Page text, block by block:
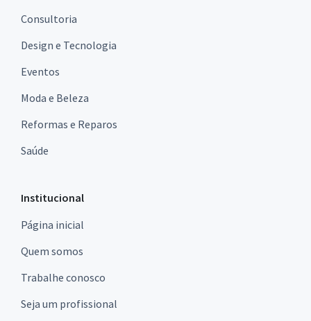
Consultoria
Design e Tecnologia
Eventos
Moda e Beleza
Reformas e Reparos
Saúde
Institucional
Página inicial
Quem somos
Trabalhe conosco
Seja um profissional